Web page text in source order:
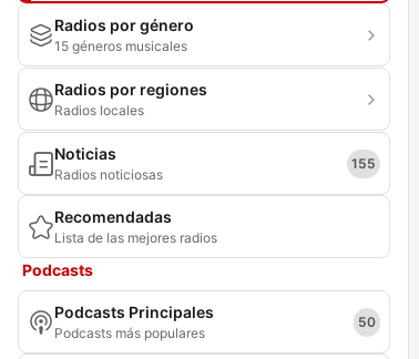
Radios por género
15 géneros musicales
Radios por regiones
Radios locales
Noticias
Radios noticiosas
155
Recomendadas
Lista de las mejores radios
Podcasts
Podcasts Principales
Podcasts más populares
50